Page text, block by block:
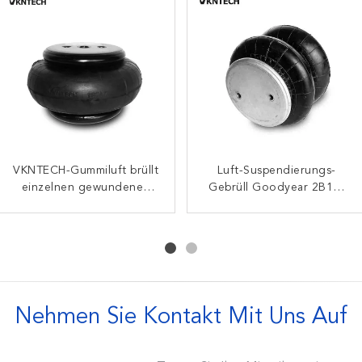
VKNTECH-Gummiluft brüllt
einzelnen gewundenen
Luft-Suspendierungs-
Gebrüll Goodyear 2B12-
Doppelt-gewundene
Luftsäcke des Firestone-
Gas füllte dreifache
gewundene Luft-Bälge
Nehmen Sie Kontakt Mit Uns Auf